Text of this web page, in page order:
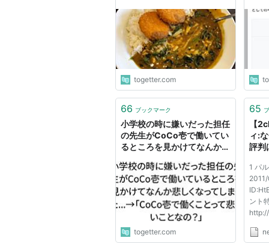
辛で頼んだ説
togetter.com
66 ブックマーク
小学校の時に嫌いだった担任
の先生がCoCo壱で働いてい
るところを見かけてなんか悲
た...→「CoCo壱で働くこと
って悲しいことなの？」
togetter.com
65
【
ィ:
評判
1 パ
ント
レー